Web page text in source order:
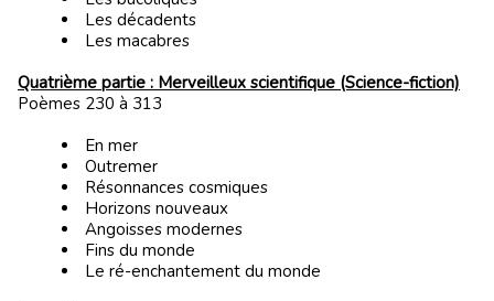
Les décadents
Les macabres
Quatrième partie : Merveilleux scientifique (Science-fiction)
Poèmes 230 à 313
En mer
Outremer
Résonnances cosmiques
Horizons nouveaux
Angoisses modernes
Fins du monde
Le ré-enchantement du monde